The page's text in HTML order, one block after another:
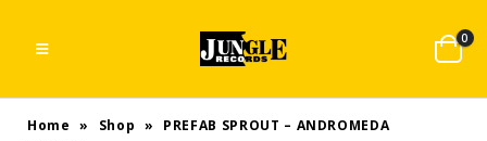
0
Home » Shop »
PREFAB SPROUT – ANDROMEDA